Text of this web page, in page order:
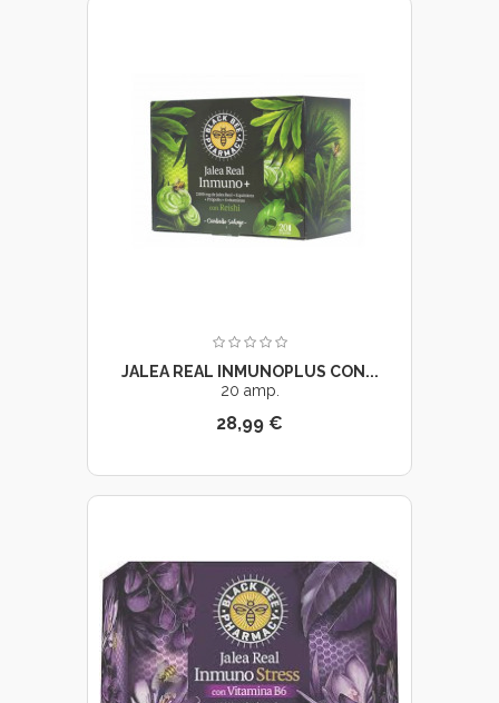
JALEA REAL INMUNOPLUS CON...
20 amp.
28,99 €